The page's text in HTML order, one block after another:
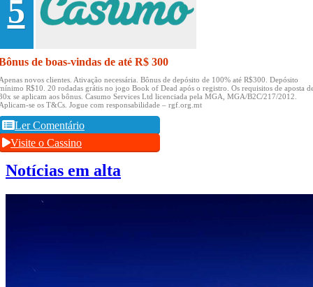
5
de boas-vindas de até R$ 300
novos clientes. Ativação necessária. Bônus de depósito de 100% até R$300. Depósito
R$10. 20 rodadas grátis no jogo Book of Dead após o registro. Os requisitos de aposta
se aplicam aos bônus. Casumo Services Ltd licenciada pela MGA, MGA/B2C/217/2012.
se os T&Cs. Jogue com responsabilidade – rgf.org.mt
Ler Comentário
Visite o Cassino
Notícias em alta